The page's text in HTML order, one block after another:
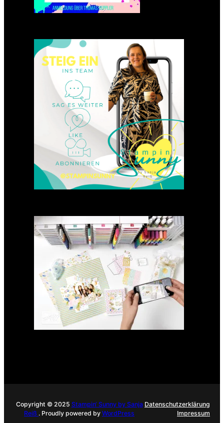
Einsteigen 2025 im Team
Stampin‘ Sunny
23. Januar 2025
GANZ NEU: Scrapbooking
Club 2025
21. Januar 2025
Copyright © 2025 Stampin‘ Sunny by Sanja
Reiß . Proudly powered by WordPress
Datenschutzerklärung
Impressum